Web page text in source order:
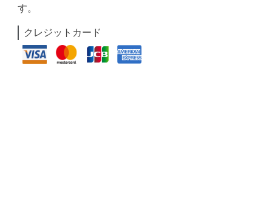
す。
クレジットカード